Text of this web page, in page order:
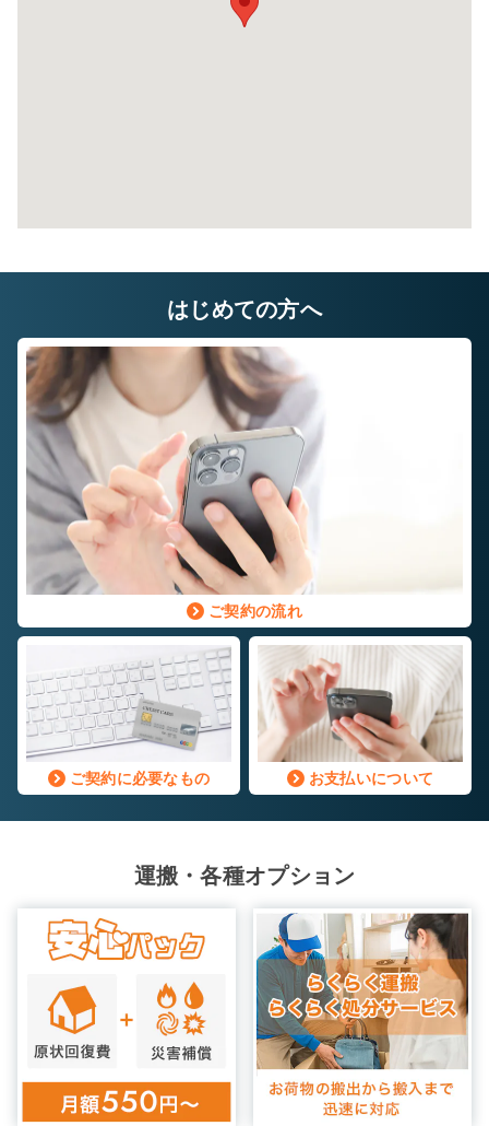
8帖タイプ
幅×奥行×高さ(㎝)
220×580×220
自宅に収納しきれないレジャー用品や季節もの
など様々な用途でご利用いただいております。
自
な
はじめての方へ
ご契約の流れ
ご契約に必要なもの お支払いについて
運搬・各種オプション